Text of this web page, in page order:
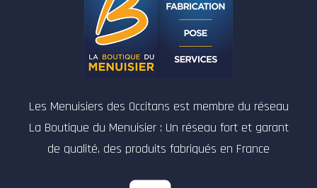
Les Menuisiers des Occitans est membre du réseau
La Boutique du Menuisier : Un réseau fort et garant
de qualité, des produits fabriqués en France